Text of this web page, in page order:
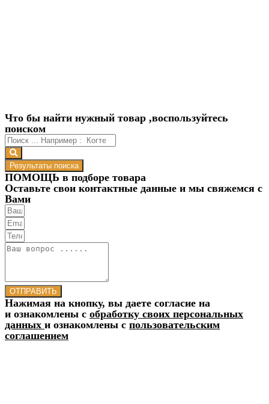
Что бы найти нужный товар ,воспользуйтесь
поиском
Результаты поиска
ПОМОЩЬ в подборе товара
Оставьте свои контактные данные и мы свяжемся с
Вами
ОТПРАВИТЬ
Нажимая на кнопку, вы даете согласие на
и ознакомлены с обработку своих персональных
данных и ознакомлены с пользовательским
соглашением